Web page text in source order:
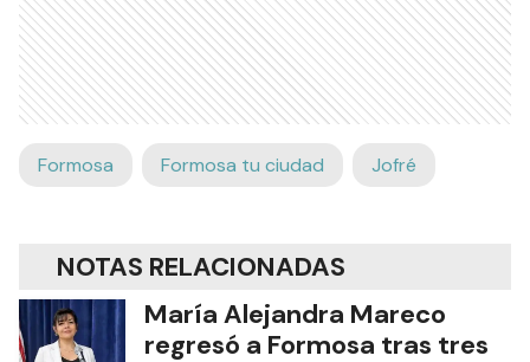
Formosa Formosa tu ciudad Jofré
NOTAS RELACIONADAS
María Alejandra Mareco
regresó a Formosa tras tres